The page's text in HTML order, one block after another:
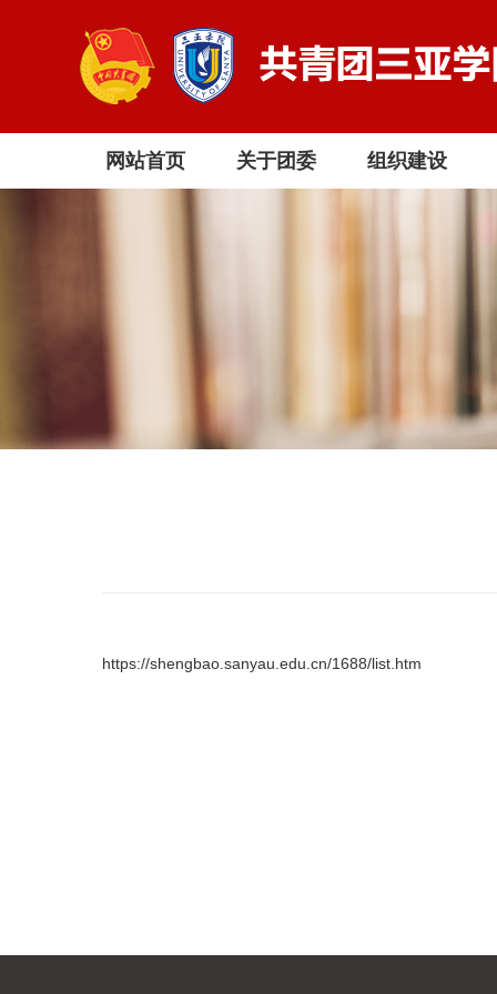
网站首页 关于团委 组织建设
https://shengbao.sanyau.edu.cn/1688/list.htm